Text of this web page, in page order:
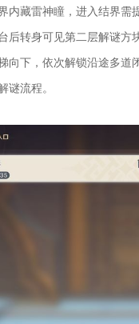
内藏雷神瞳，进入结界
后转身可见第二层解谜
向下，依次解锁沿途多
谜流程。